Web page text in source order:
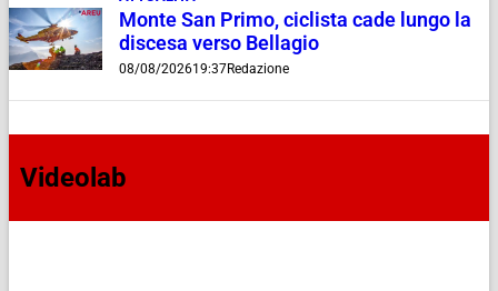
Monte San Primo, ciclista cade lungo la
discesa verso Bellagio
08/08/202619:37Redazione
Videolab